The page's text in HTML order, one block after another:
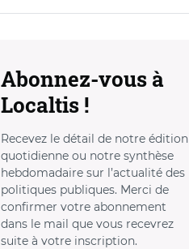
Abonnez-vous à
Localtis !
Recevez le détail de notre édition
quotidienne ou notre synthèse
hebdomadaire sur l’actualité des
politiques publiques. Merci de
confirmer votre abonnement
dans le mail que vous recevrez
suite à votre inscription.